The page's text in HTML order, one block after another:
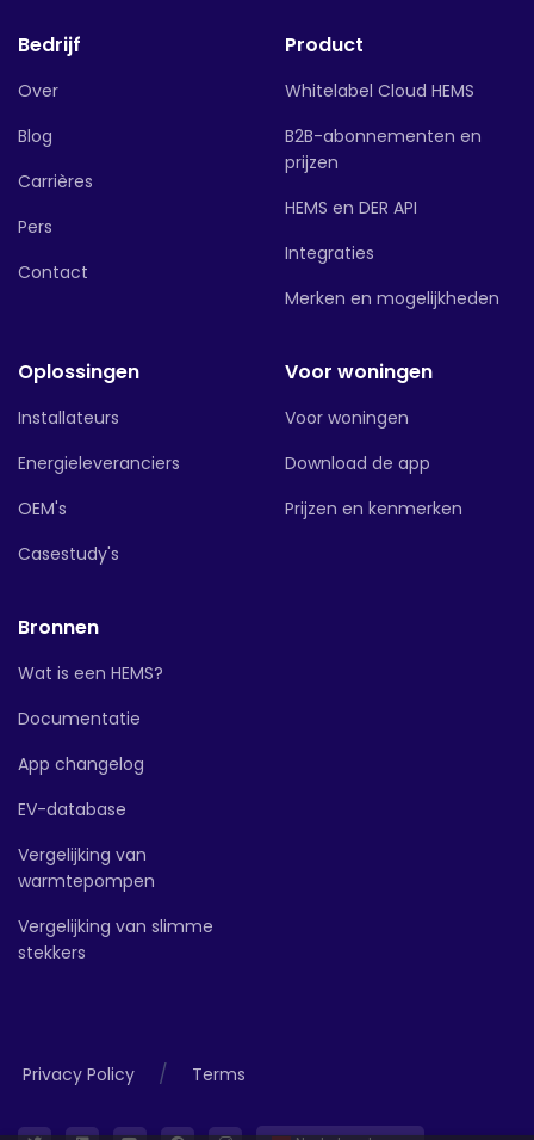
Bedrijf
Over
Blog
Carrières
Pers
Contact
Product
Whitelabel Cloud HEMS
B2B-abonnementen en
prijzen
HEMS en DER API
Integraties
Merken en mogelijkheden
Oplossingen
Installateurs
Energieleveranciers
OEM's
Casestudy's
Voor woningen
Voor woningen
Download de app
Prijzen en kenmerken
Bronnen
Wat is een HEMS?
Documentatie
App changelog
EV-database
Vergelijking van
warmtepompen
Vergelijking van slimme
stekkers
Privacy Policy / Terms